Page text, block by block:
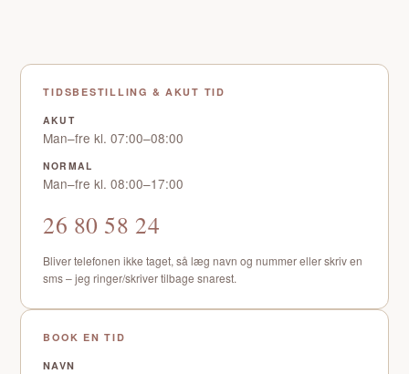
TIDSBESTILLING & AKUT TID
AKUT
Man–fre kl. 07:00–08:00
NORMAL
Man–fre kl. 08:00–17:00
26 80 58 24
Bliver telefonen ikke taget, så læg navn og nummer eller skriv en
sms – jeg ringer/skriver tilbage snarest.
BOOK EN TID
NAVN